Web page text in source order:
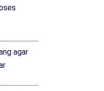
agar